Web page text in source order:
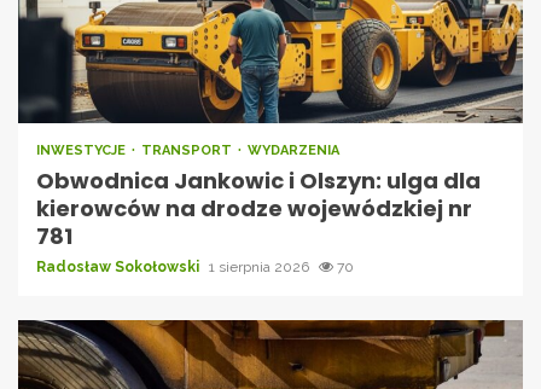
INWESTYCJE TRANSPORT WYDARZENIA
Obwodnica Jankowic i Olszyn: ulga dla
kierowców na drodze wojewódzkiej nr
781
Radosław Sokołowski 1 sierpnia 2026 70